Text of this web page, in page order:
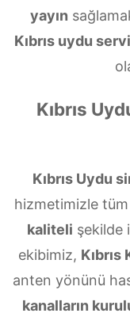
yayın
Kıbrıs uydu
Kıbrıs
Kıbrıs Uydu
hizmetimizle tüm
kaliteli şekilde
ekibimiz, Kıbrıs
anten yönünü
kanalların